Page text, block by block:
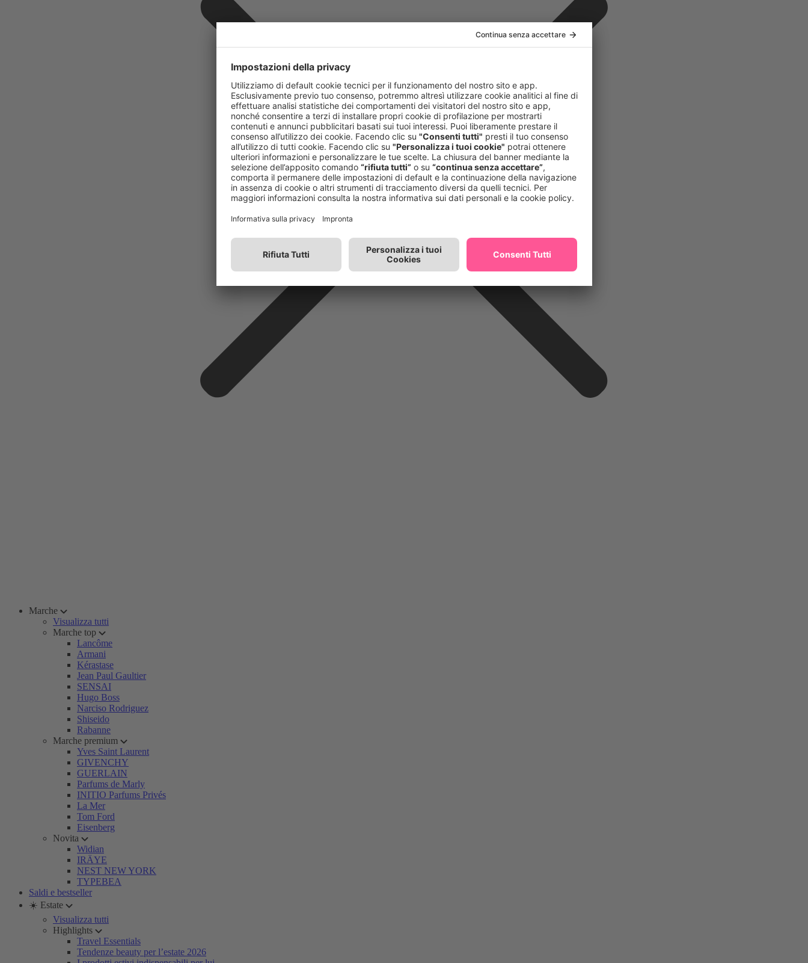
Marche
Visualizza tutti
Marche top
Lancôme
Armani
Kérastase
Jean Paul Gaultier
SENSAI
Hugo Boss
Narciso Rodriguez
Shiseido
Rabanne
Marche premium
Yves Saint Laurent
GIVENCHY
GUERLAIN
Parfums de Marly
INITIO Parfums Privés
La Mer
Tom Ford
Eisenberg
Novita
Widian
IRÄYE
NEST NEW YORK
TYPEBEA
Saldi e bestseller
☀️ Estate
Visualizza tutti
Highlights
Travel Essentials
Tendenze beauty per l’estate 2026